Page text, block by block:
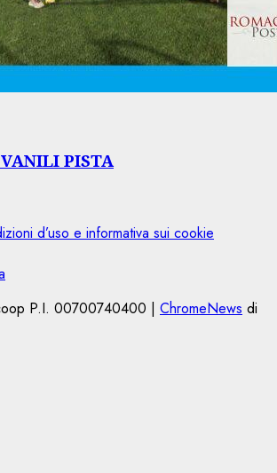
PISTA
d’uso e informativa sui cookie
P.I. 00700740400 | ChromeNews di